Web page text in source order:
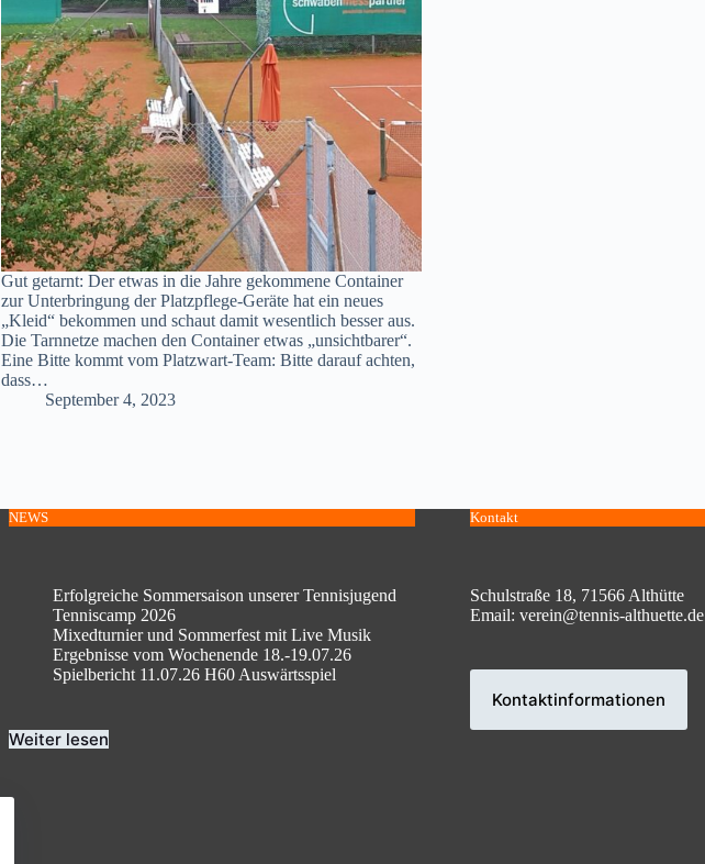
Gut getarnt: Der etwas in die Jahre gekommene Container
zur Unterbringung der Platzpflege-Geräte hat ein neues
„Kleid“ bekommen und schaut damit wesentlich besser aus.
Die Tarnnetze machen den Container etwas „unsichtbarer“.
Eine Bitte kommt vom Platzwart-Team: Bitte darauf achten,
dass…
September 4, 2023
NEWS
Erfolgreiche Sommersaison unserer Tennisjugend
Tenniscamp 2026
Mixedturnier und Sommerfest mit Live Musik
Ergebnisse vom Wochenende 18.-19.07.26
Spielbericht 11.07.26 H60 Auswärtsspiel
Weiter lesen
Kontakt
Schulstraße 18, 71566 Althütte
Email: verein@tennis-althuette.de
Kontaktinformationen